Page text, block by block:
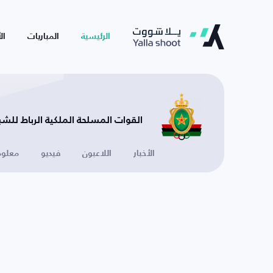
الرئيسية المباريات
القوات المسلحة الملكية الرباط
الأخبار اللاعبون فيديو